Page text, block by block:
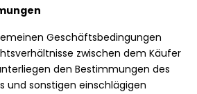
Geschäftsbedingungen
zwischen dem Käufer
den Bestimmungen des
und sonstigen einschlägigen